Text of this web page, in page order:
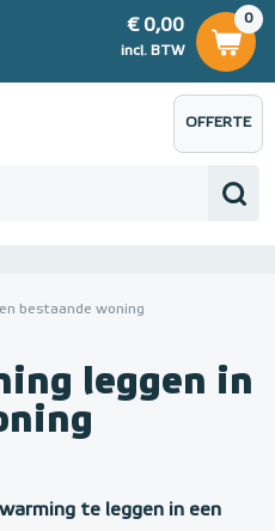
0
€ 0,00
incl. BTW
€ 0,00
OFFERTE
AANVRAGEN
bestaande woning
leggen in
te leggen in een